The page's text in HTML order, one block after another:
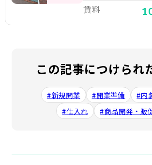
賃料
この記事につけられ
#新規開業 #開業準備
#内
#仕入れ
#商品開発・販